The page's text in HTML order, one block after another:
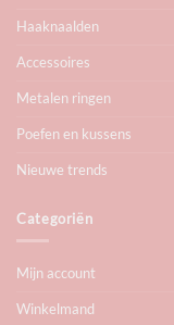
Haaknaalden
Accessoires
Metalen ringen
Poefen en kussens
Nieuwe trends
Categoriën
Mijn account
Winkelmand